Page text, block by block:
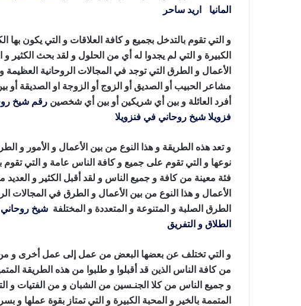
المانيا
اريد ساحر
و التي تقوم بالتدخل بجميع و كافة العلاقات و التي يكون بها
الكبيرة و التي لم يجدوا له أي من الحلول و لقد بحث
الأعمال و الطرق التي توجد في المجالات الروحانية العظيمة
مشاعر الحبيب أو الصديق أو الزوج أو الزوجة او الصديقة أو
أفرد العائلة و بين أي شريكين أو بين أي شخصين رقم شيخ
فزويلا شيخ روحاني في فنزويلا
و تعد هذه الطريقة و هذا النوع من بين الأعمال و الأمور و
نوعها و التي تقوم على جميع و كافة الناس عامة و التي
فئة معينة من كافة و جميع الناس و لقد أقبل الكثير و
الأعمال و هذا النوع من بين الأعمال و الطرق في المجالات
الطرق الصلبة و المتنوعة و المتعددة و المختلفة شيخ روحاني
الطلاق و التفريق
و التي تختلف عن بعضها البعض من عمل إلى عمل أخرى و من
من كافة الناس الذين قد أقبلوا و طلبوا من هذه الطريقة
و جميع الناس من كلا الجنـسين من الشبان و من الفتيات و
المتممة بالخير و المحبة الكبيرة و التي تمتاز بقوة عملها و